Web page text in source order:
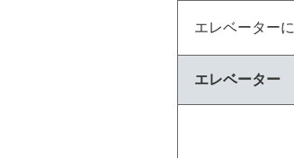
エレベーター
エレベーター